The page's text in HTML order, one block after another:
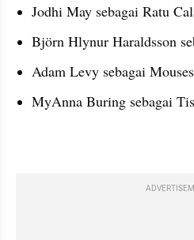
Jodhi May sebagai Ratu
Björn Hlynur Haraldsson
Adam Levy sebagai
MyAnna Buring sebagai